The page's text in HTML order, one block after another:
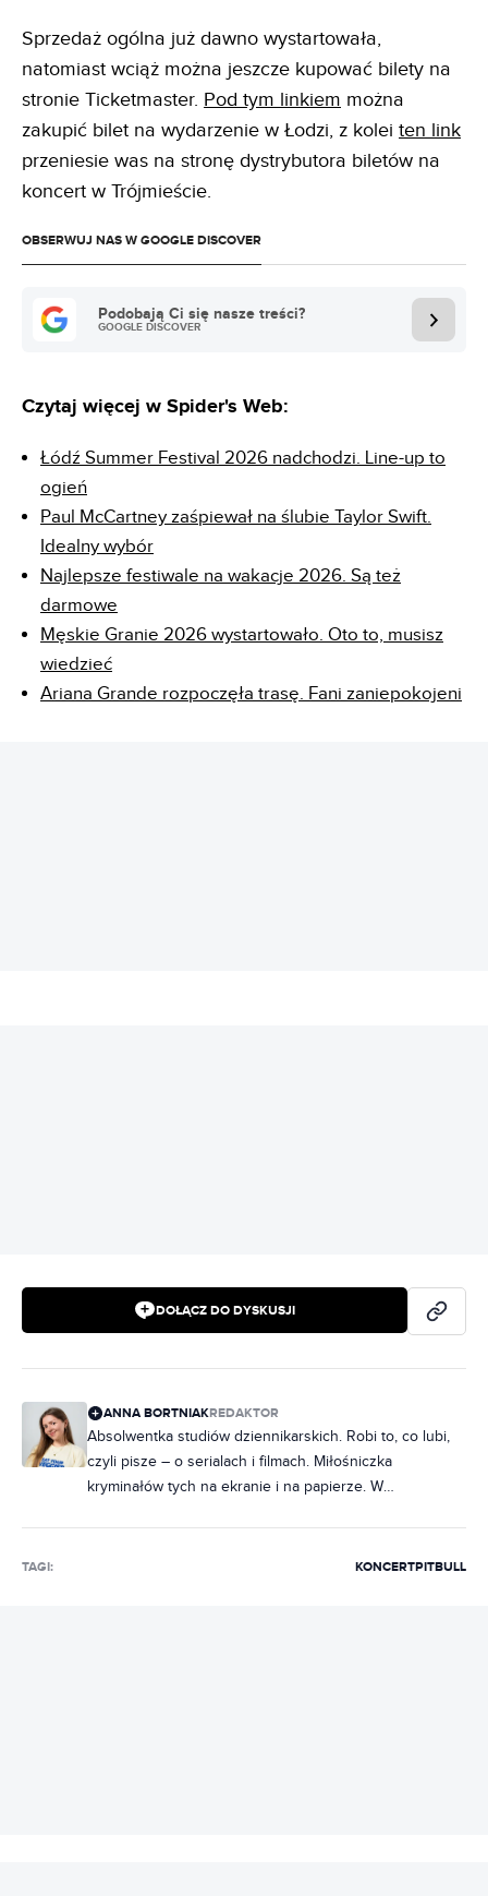
Sprzedaż ogólna już dawno wystartowała,
natomiast wciąż można jeszcze kupować bilety na
stronie Ticketmaster. Pod tym linkiem można
zakupić bilet na wydarzenie w Łodzi, z kolei ten link
przeniesie was na stronę dystrybutora biletów na
koncert w Trójmieście.
OBSERWUJ NAS W GOOGLE DISCOVER
Podobają Ci się nasze treści?
GOOGLE DISCOVER
Czytaj więcej w Spider's Web:
Łódź Summer Festival 2026 nadchodzi. Line-up to
ogień
Paul McCartney zaśpiewał na ślubie Taylor Swift.
Idealny wybór
Najlepsze festiwale na wakacje 2026. Są też
darmowe
Męskie Granie 2026 wystartowało. Oto to, musisz
wiedzieć
Ariana Grande rozpoczęła trasę. Fani zaniepokojeni
DOŁĄCZ DO DYSKUSJI
ANNA BORTNIAKREDAKTOR
Absolwentka studiów dziennikarskich. Robi to, co lubi,
czyli pisze – o serialach i filmach. Miłośniczka
kryminałów tych na ekranie i na papierze. W
nabałaganić w słowach. Zakochana w Norwegii, dobrej,
TAGI: KONCERTPITBULL